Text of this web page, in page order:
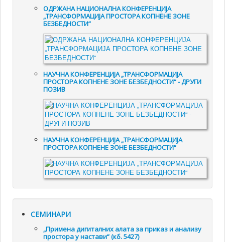
ОДРЖАНА НАЦИОНАЛНА КОНФЕРЕНЦИЈА
„ТРАНСФОРМАЦИЈА ПРОСТОРА КОПНЕНЕ ЗОНЕ
БЕЗБЕДНОСТИ“
НАУЧНА КОНФЕРЕНЦИЈА „ТРАНСФОРМАЦИЈА
ПРОСТОРА КОПНЕНЕ ЗОНЕ БЕЗБЕДНОСТИ“ - ДРУГИ
ПОЗИВ
НАУЧНА КОНФЕРЕНЦИЈА „ТРАНСФОРМАЦИЈА
ПРОСТОРА КОПНЕНЕ ЗОНЕ БЕЗБЕДНОСТИ“
СЕМИНАРИ
„Примена дигиталних алата за приказ и анализу
простора у настави“ (кб. 5427)